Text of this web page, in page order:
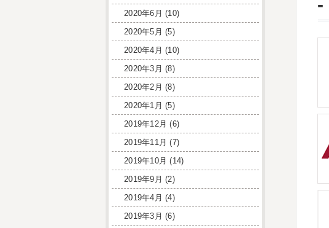
2020年6月 (10)
2020年5月 (5)
2020年4月 (10)
2020年3月 (8)
2020年2月 (8)
2020年1月 (5)
2019年12月 (6)
2019年11月 (7)
2019年10月 (14)
2019年9月 (2)
2019年4月 (4)
2019年3月 (6)